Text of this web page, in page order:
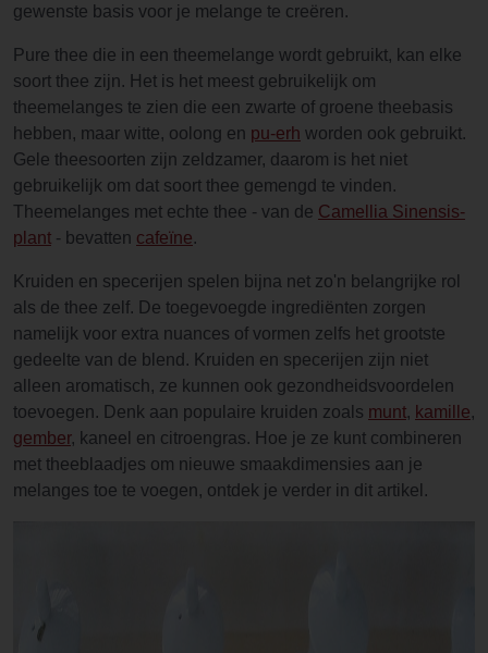
gewenste basis voor je melange te creëren.
Pure thee die in een theemelange wordt gebruikt, kan elke
soort thee zijn. Het is het meest gebruikelijk om
theemelanges te zien die een zwarte of groene theebasis
hebben, maar witte, oolong en pu-erh worden ook gebruikt.
Gele theesoorten zijn zeldzamer, daarom is het niet
gebruikelijk om dat soort thee gemengd te vinden.
Theemelanges met echte thee - van de Camellia Sinensis-
plant - bevatten cafeïne.
Kruiden en specerijen spelen bijna net zo'n belangrijke rol
als de thee zelf. De toegevoegde ingrediënten zorgen
namelijk voor extra nuances of vormen zelfs het grootste
gedeelte van de blend. Kruiden en specerijen zijn niet
alleen aromatisch, ze kunnen ook gezondheidsvoordelen
toevoegen. Denk aan populaire kruiden zoals munt, kamille,
gember, kaneel en citroengras. Hoe je ze kunt combineren
met theeblaadjes om nieuwe smaakdimensies aan je
melanges toe te voegen, ontdek je verder in dit artikel.